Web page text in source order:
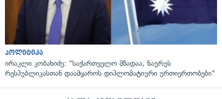
პოლიტიკა
ირაკლი კობახიძე: "საქართველო მზადაა, ნაურუს
რესპუბლიკასთან დაამყაროს დიპლომატიური ურთიერთობები"